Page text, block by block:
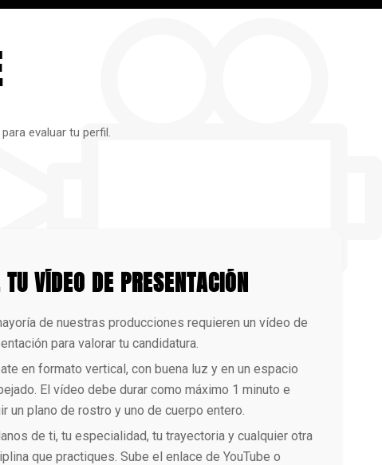
evaluar tu perfil.
VÍDEO DE PRESENTACIÓN
de nuestras producciones requieren un vídeo de
para valorar tu candidatura.
en formato vertical, con buena luz y en un espacio
El vídeo debe durar como máximo 1 minuto e
un plano de rostro y uno de cuerpo entero.
de ti, tu especialidad, tu trayectoria y cualquier otra
que practiques. Sube el enlace de YouTube o